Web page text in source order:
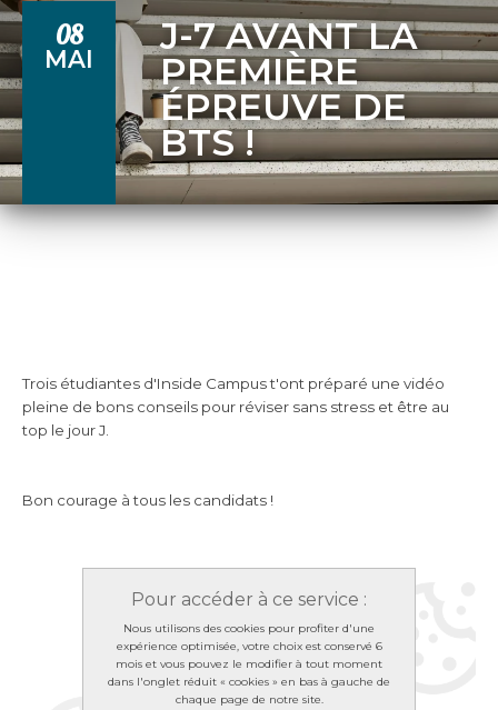
08
MAI
J-7 AVANT LA
PREMIÈRE
ÉPREUVE DE
BTS !
Trois étudiantes d'Inside Campus t'ont préparé une vidéo
pleine de bons conseils pour réviser sans stress et être au
top le jour J.
Bon courage à tous les candidats !
Pour accéder à ce service :
Nous utilisons des cookies pour profiter d'une
expérience optimisée, votre choix est conservé 6
mois et vous pouvez le modifier à tout moment
dans l'onglet réduit « cookies » en bas à gauche de
chaque page de notre site.